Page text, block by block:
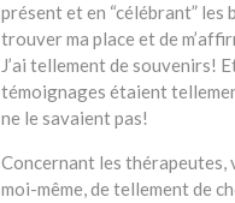
présent et en “célébrant”
trouver ma place et de
J’ai tellement de souvenirs!
témoignages étaient
ne le savaient pas!
Concernant les thérapeutes,
moi-même, de tellement de